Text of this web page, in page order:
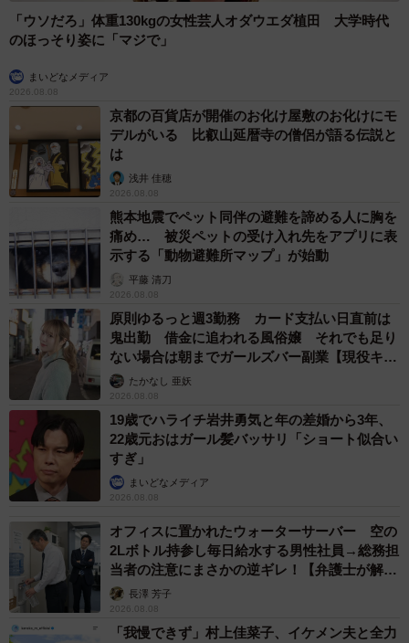
2つめは「大切な人へのお裾分けができるところ」かなと。
食べきれない分は近くにいる家族や友達とシェアできま
す。
――美味しいスイカを見分ける方法は？
1．ヘタの周囲がくぼんでいる
2．模様・色がくっきりしている
3．形が綺麗でずっしりしている
4．ポンポンと少し高い良い音がする
この4つです。ひび割れるくらい新鮮なスイカは収穫直後の
ことが多いので、自分の畑で採れたときや生産者から購入
したものは、今回のカット前の作業をぜひ試してみてくだ
さい。
――切った後の保存方法は？
すぐ食べきるのがやはりベストですが、多すぎる場合はス
ティック状にして凍らせてスイカバーにしたり、細かく切
けてシャーベットにすると保存もきくし美味しいです。
――はらちゃんさんが作るスイカはいつ頃まで出荷のご予
定ですか？
「ウソだろ」体重130kgの女性芸人オダウエダ植田 大学時代
のほっそり姿に「マジで」
まいどなメディア
2026.08.08
京都の百貨店が開催のお化け屋敷のお化けにモ
デルがいる 比叡山延暦寺の僧侶が語る伝説と
は
浅井 佳穂
2026.08.08
熊本地震でペット同伴の避難を諦める人に胸を
痛め… 被災ペットの受け入れ先をアプリに表
示する「動物避難所マップ」が始動
平藤 清刀
2026.08.08
原則ゆるっと週3勤務 カード支払い日直前は
鬼出勤 借金に追われる風俗嬢 それでも足り
ない場合は朝までガールズバー副業【現役キャ
ストに取材】
たかなし 亜妖
2026.08.08
19歳でハライチ岩井勇気と年の差婚から3年、
22歳元おはガール髪バッサリ「ショート似合い
すぎ」
まいどなメディア
2026.08.08
オフィスに置かれたウォーターサーバー 空の
2Lボトル持参し毎日給水する男性社員→総務担
当者の注意にまさかの逆ギレ！【弁護士が解
説】長澤 芳子
2026.08.08
「我慢できず」村上佳菜子、イケメン夫と全力